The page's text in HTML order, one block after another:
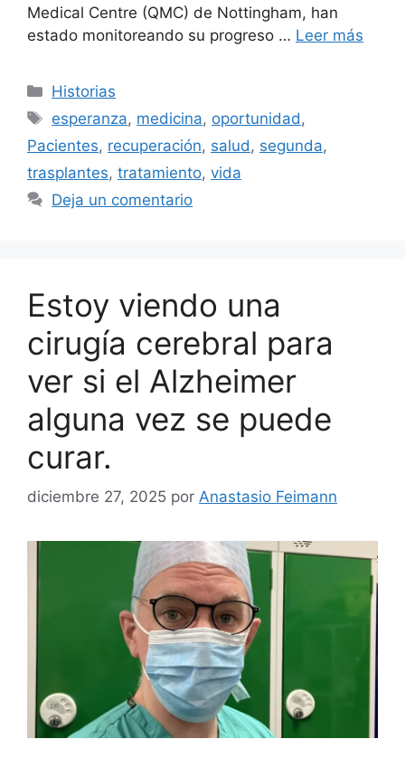
Medical Centre (QMC) de Nottingham, han
estado monitoreando su progreso … Leer más
Categorías
Historias
Etiquetas
esperanza, medicina, oportunidad ,
Pacientes, recuperación, salud , segunda,
trasplantes, tratamiento, vida
Deja un comentario
Estoy viendo una
cirugía cerebral para
ver si el Alzheimer
alguna vez se puede
curar.
diciembre 27, 2025 por Anastasio Feimann